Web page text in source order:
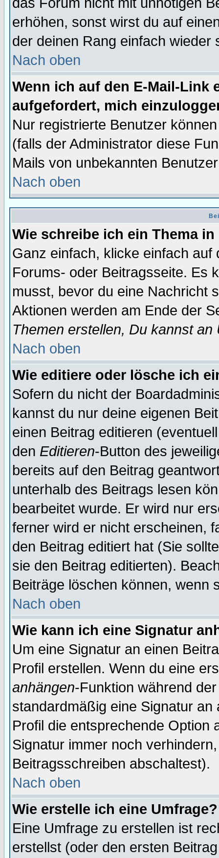
erhöhen, sonst wirst du auf
der deinen Rang einfach wieder
Nach oben
Wenn ich auf den E-Mail-Link
aufgefordert, mich
Nur registrierte Benutzer
(falls der Administrator diese
Mails von unbekannten
Nach oben
Wie schreibe ich ein Thema
Ganz einfach, klicke einfach
Forums- oder Beitragsseite. Es
musst, bevor du eine Nachricht
Aktionen werden am Ende der
Themen erstellen, Du kannst
Nach oben
Wie editiere oder lösche ich
Sofern du nicht der
kannst du nur deine eigenen
einen Beitrag editieren
den Editieren-Button des
bereits auf den Beitrag
unterhalb des Beitrags lesen
bearbeitet wurde. Er wird nur
ferner wird er nicht erscheinen,
den Beitrag editiert hat (Sie
sie den Beitrag editierten).
Beiträge löschen können, wenn
Nach oben
Wie kann ich eine Signatur
Um eine Signatur an einen
Profil erstellen. Wenn du eine
anhängen-Funktion während
standardmäßig eine Signatur
Profil die entsprechende Option
Signatur immer noch
Beitragsschreiben abschaltest).
Nach oben
Wie erstelle ich eine Umfrage?
Eine Umfrage zu erstellen ist
erstellst (oder den ersten